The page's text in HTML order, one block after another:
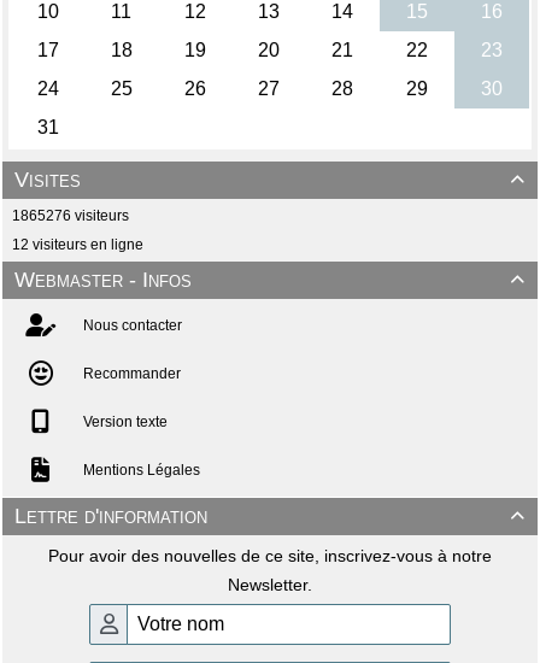

Visites
1865276 visiteurs
12 visiteurs en ligne

Webmaster - Infos
Nous contacter
Recommander
Version texte
Mentions Légales

Lettre d'information
Pour avoir des nouvelles de ce site, inscrivez-vous à notre
Newsletter.